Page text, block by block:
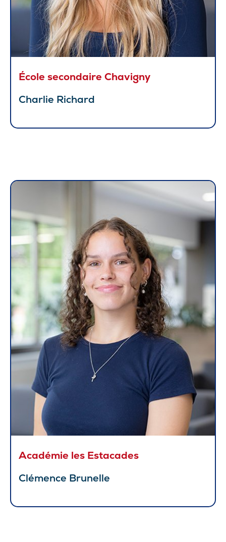
École secondaire Chavigny
Charlie Richard
Académie les Estacades
Clémence Brunelle